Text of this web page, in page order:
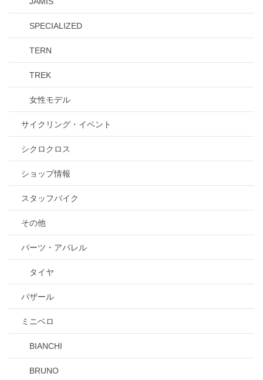
SPECIALIZED
TERN
TREK
女性モデル
サイクリング・イベント
シクロクロス
ショップ情報
スタッフバイク
その他
パーツ・アパレル
タイヤ
バザール
ミニベロ
BIANCHI
BRUNO